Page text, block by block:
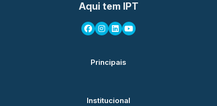
Aqui tem IPT
Principais
Institucional